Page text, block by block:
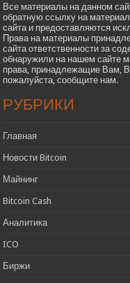
Все материалы на данном
обратную ссылку на
сайта и предоставляются
Права на материалы
сайта ответственности за
обнаружили на нашем сайте
права, принадлежащие Вам,
пожалуйста, сообщите нам.
РУБРИКИ
Главная
Новости Bitcoin
Майнинг
Bitcoin Cash
Аналитика
ICO
Биржи